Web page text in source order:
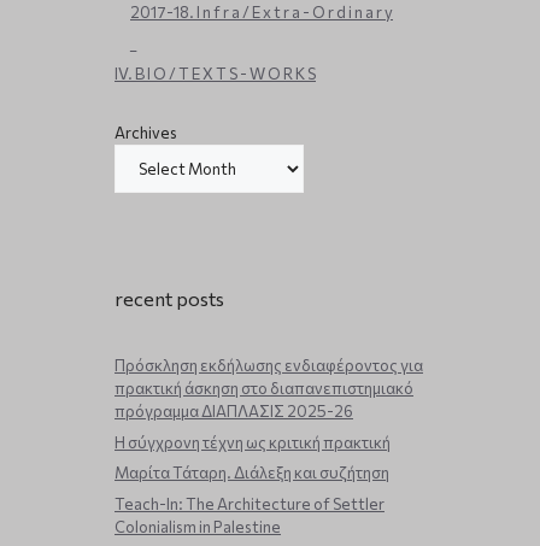
2017-18. I n f r a / E x t r a - O r d i n a r y
IV. B I O / T E X T S - W O R K S
Archives
recent posts
Πρόσκληση εκδήλωσης ενδιαφέροντος για
πρακτική άσκηση στο διαπανεπιστημιακό
πρόγραμμα ΔΙΑΠΛΑΣΙΣ 2025-26
Η σύγχρονη τέχνη ως κριτική πρακτική
Μαρίτα Τάταρη. Διάλεξη και συζήτηση
Teach-In: The Architecture of Settler
Colonialism in Palestine